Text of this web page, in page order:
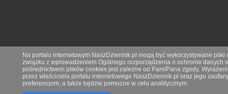
Na portalu internetowym NaszDziennik.pl mogą być wykorzystywane
związku z wprowadzeniem Ogólnego rozporządzenia o ochronie danych
pośrednictwem plików cookies jest zależne od Pani/Pana zgody.
przez właściciela portalu internetowego NaszDziennik.pl oraz jego
preferencjom, a także będzie pomocne w celu analitycznym.